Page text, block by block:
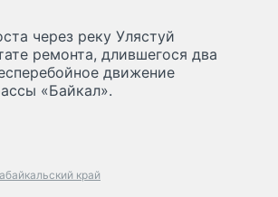
через реку Улястуй
ремонта, длившегося два
движение
«Байкал».
край